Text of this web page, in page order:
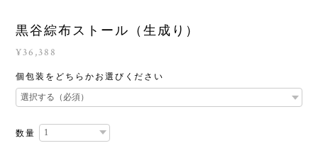
黒谷綜布ストール（生成り）
¥36,388
個包装をどちらかお選びください
数量